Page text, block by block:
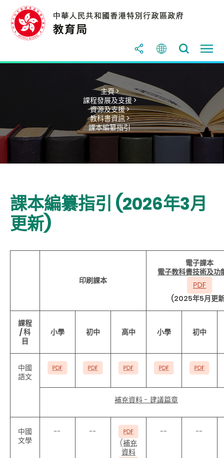
主頁 >
課程發展及支援 >
資源及支援 >
教科書資訊 >
課本編纂指引
課本編纂指引 (2026年3月
更新)
印刷課本
電子課本
電子教科書技術及功
(2025年5月更
課程
/ 科
目
小學 初中 高中 小學 初中
中國
語文
補充資料 - 建議篇章
中國
文學
--
--
(補充
資料
-- --